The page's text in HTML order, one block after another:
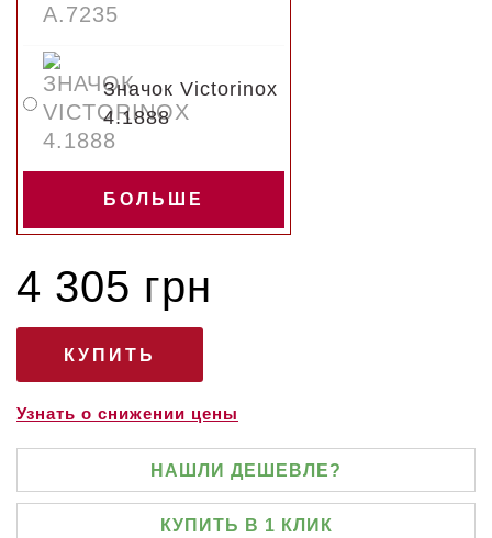
Значок Victorinox
4.1888
БОЛЬШЕ
4 305 грн
Узнать о снижении цены
НАШЛИ ДЕШЕВЛЕ?
КУПИТЬ В 1 КЛИК